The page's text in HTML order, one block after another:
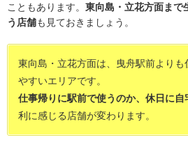
こともあります。 東向島・立花方面まで
う店舗も見ておきましょう。
東向島・立花方面は、曳舟駅前よりも
やすいエリアです。
仕事帰りに駅前で使うのか、休日に自
利に感じる店舗が変わります。